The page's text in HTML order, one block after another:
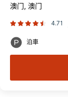
澳门, 澳门
4.71
泊車